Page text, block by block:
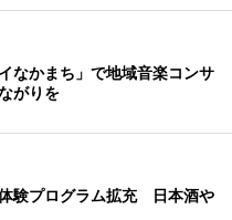
なかまち」で地域音楽コンサ
がりを
験プログラム拡充 日本酒や